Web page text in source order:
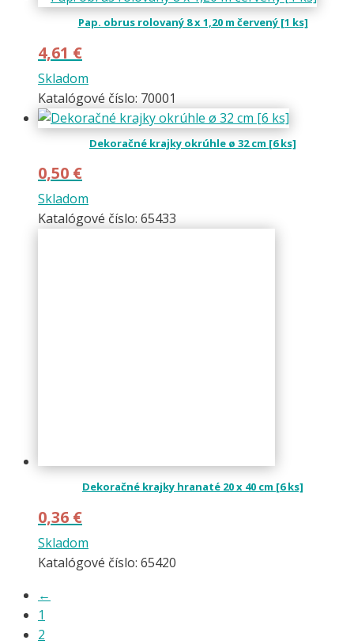
Pap. obrus rolovaný 8 x 1,20 m červený [1 ks]
4,61 €
Skladom
Katalógové číslo: 70001
Dekoračné krajky okrúhle ø 32 cm [6 ks]
0,50 €
Skladom
Katalógové číslo: 65433
Dekoračné krajky hranaté 20 x 40 cm [6 ks]
0,36 €
Skladom
Katalógové číslo: 65420
←
1
2